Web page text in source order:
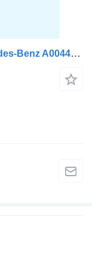
Главен вентил за сопирање Mercedes-Benz A0044311506 за камион влекач Mercedes-Benz ACTROS MP4